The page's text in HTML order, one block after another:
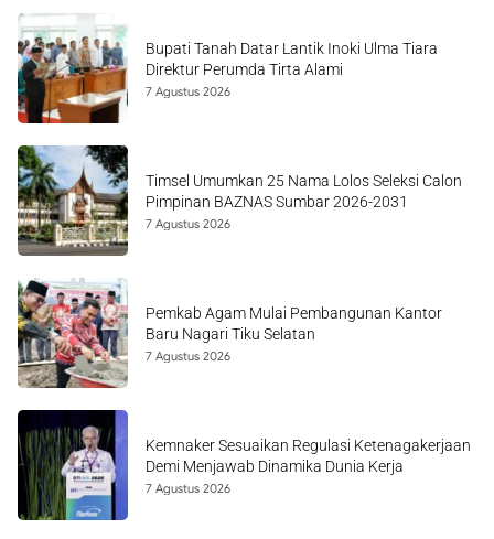
Bupati Tanah Datar Lantik Inoki Ulma Tiara
Direktur Perumda Tirta Alami
7 Agustus 2026
Timsel Umumkan 25 Nama Lolos Seleksi Calon
Pimpinan BAZNAS Sumbar 2026-2031
7 Agustus 2026
Pemkab Agam Mulai Pembangunan Kantor
Baru Nagari Tiku Selatan
7 Agustus 2026
Kemnaker Sesuaikan Regulasi Ketenagakerjaan
Demi Menjawab Dinamika Dunia Kerja
7 Agustus 2026